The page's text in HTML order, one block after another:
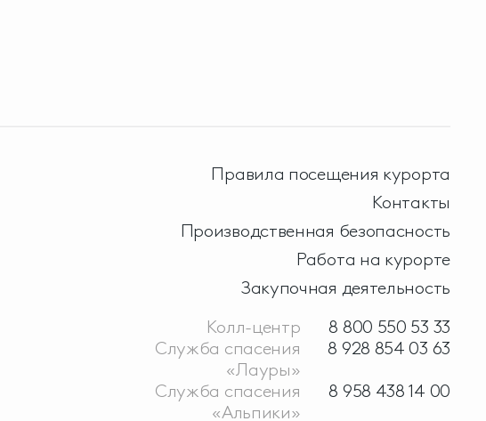
Правила посещения курорта
Контакты
Производственная безопасность
Работа на курорте
Закупочная деятельность
Колл-центр
8 800 550 53 33
Служба спасения
«Лауры»
8 928 854 03 63
Служба спасения
«Альпики»
8 958 438 14 00